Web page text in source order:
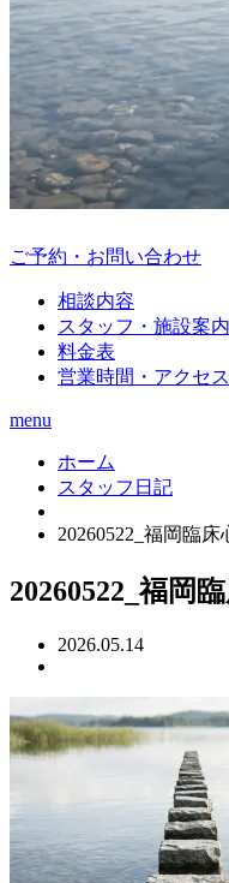
ご予約・お問い合わせ
相談内容
スタッフ・施設案内
料金表
営業時間・アクセス
menu
ホーム
スタッフ日記
20260522_福岡臨
20260522_福岡
2026.05.14